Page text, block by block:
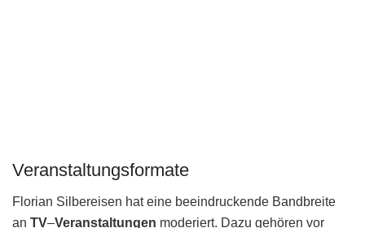
Veranstaltungsformate
Florian Silbereisen hat eine beeindruckende Bandbreite
an TV–Veranstaltungen moderiert. Dazu gehören vor